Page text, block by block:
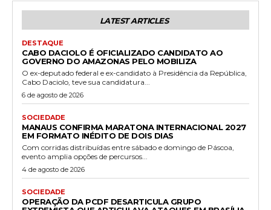
LATEST ARTICLES
DESTAQUE
CABO DACIOLO É OFICIALIZADO CANDIDATO AO
GOVERNO DO AMAZONAS PELO MOBILIZA
O ex-deputado federal e ex-candidato à Presidência da República,
Cabo Daciolo, teve sua candidatura...
6 de agosto de 2026
SOCIEDADE
MANAUS CONFIRMA MARATONA INTERNACIONAL 2027
EM FORMATO INÉDITO DE DOIS DIAS
Com corridas distribuídas entre sábado e domingo de Páscoa,
evento amplia opções de percursos...
4 de agosto de 2026
SOCIEDADE
OPERAÇÃO DA PCDF DESARTICULA GRUPO